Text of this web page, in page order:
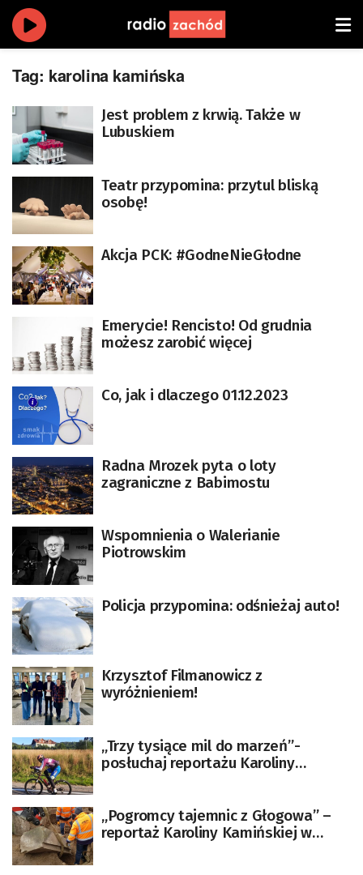
Tag: karolina kamińska
Jest problem z krwią. Także w
Lubuskiem
Teatr przypomina: przytul bliską
osobę!
Akcja PCK: #GodneNieGłodne
Emerycie! Rencisto! Od grudnia
możesz zarobić więcej
Co, jak i dlaczego 01.12.2023
Radna Mrozek pyta o loty
zagraniczne z Babimostu
Wspomnienia o Walerianie
Piotrowskim
Policja przypomina: odśnieżaj auto!
Krzysztof Filmanowicz z
wyróżnieniem!
„Trzy tysiące mil do marzeń”-
posłuchaj reportażu Karoliny
„Pogromcy tajemnic z Głogowa” –
reportaż Karoliny Kamińskiej w